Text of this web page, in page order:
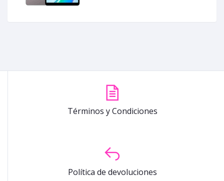
Términos y Condiciones
Política de devoluciones